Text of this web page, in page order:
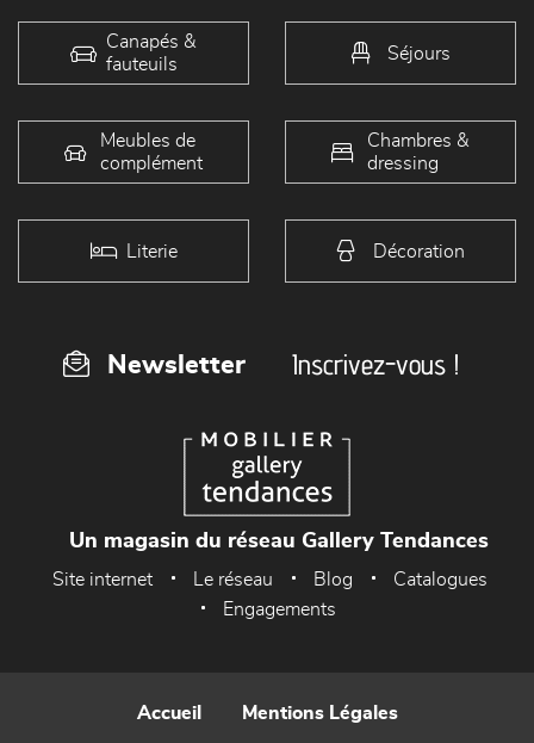
Canapés &
fauteuils
Séjours
Meubles de
complément
Chambres &
dressing
Literie Décoration
Newsletter Inscrivez-vous !
Un magasin du réseau Gallery Tendances
Site internet Le réseau Blog
Catalogues
Engagements
Accueil Mentions Légales